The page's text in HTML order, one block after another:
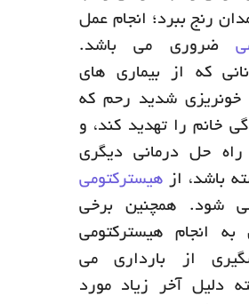
رنج ببرد؛ انجام عمل
ضروری می باشد.
که از بیماری های
خونریزی شدید رحم که
خانم را تهدید کند، و
راه حل درمانی دیگری
باشد، از هیسترکتومی
شود. همچنین برخی
به انجام هیسترکتومی
از بارداری می
دلیل آخر زیاد مورد